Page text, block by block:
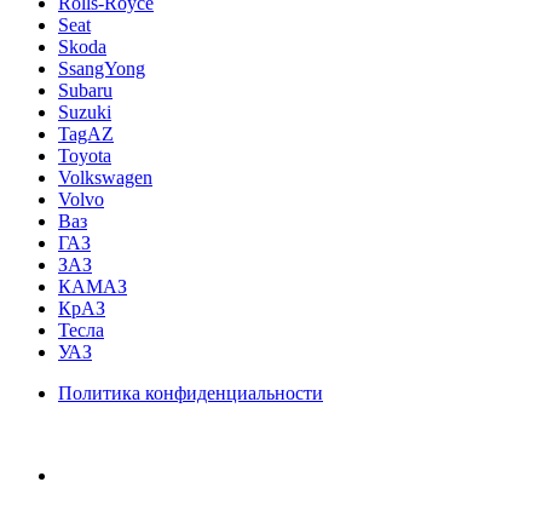
Seat
Skoda
SsangYong
Subaru
Suzuki
TagAZ
Toyota
Volkswagen
Volvo
Ваз
ГАЗ
ЗАЗ
КАМАЗ
КрАЗ
Тесла
УАЗ
Политика конфиденциальности